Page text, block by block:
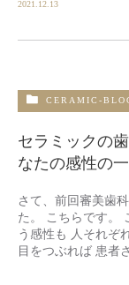
2021.12.13
CERAMIC-
セラミックの
なたの感性の一
さて、前回審美歯
た。 こちらです。
う感性も 人それぞ
目をつぶれば 患